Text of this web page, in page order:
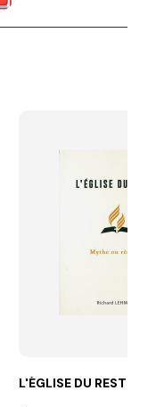
L'ÉGLISE DU RESTE